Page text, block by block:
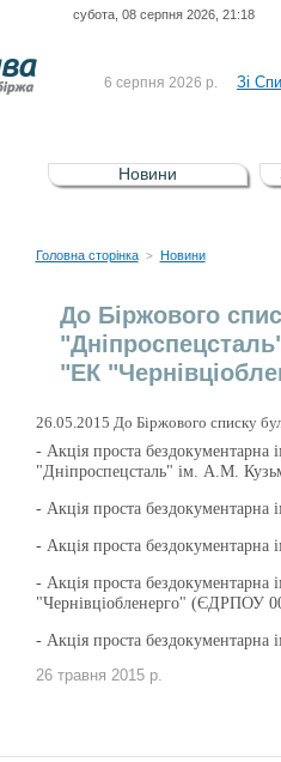
субота, 08 серпня 2026, 21:18
6 серпня 2026 р. Зі
5 серпня 2026 р.
Зі
UA4000232607)
4 серпня 2026 р.
Новини
Головна сторінка > Новини
До Біржового
"ЕК
26.05.2015 До Біржового списку
- Акція проста
"Дніпроспецсталь" ім. А.М.
- Акція проста
- Акція проста
- Акція проста
"Чернівціобленерго" (ЄДРПОУ
- Акція проста
26 травня 2015 р.